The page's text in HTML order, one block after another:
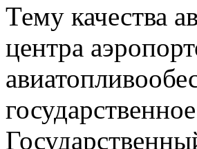
Тему качества
центра